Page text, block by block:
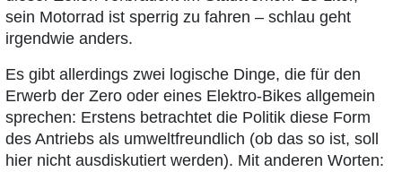
sein Motorrad ist sperrig zu fahren – schlau geht
irgendwie anders.
Es gibt allerdings zwei logische Dinge, die für den
Erwerb der Zero oder eines Elektro-Bikes allgemein
sprechen: Erstens betrachtet die Politik diese Form
des Antriebs als umweltfreundlich (ob das so ist, soll
hier nicht ausdiskutiert werden). Mit anderen Worten: